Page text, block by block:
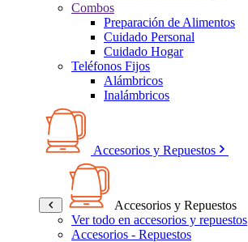
Combos
Preparación de Alimentos
Cuidado Personal
Cuidado Hogar
Teléfonos Fijos
Alámbricos
Inalámbricos
Accesorios y Repuestos
Accesorios y Repuestos
Ver todo en accesorios y repuestos
Accesorios - Repuestos